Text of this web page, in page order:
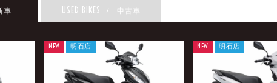
USED BIKES / 中古車
NEW 明石店 NEW 明石店